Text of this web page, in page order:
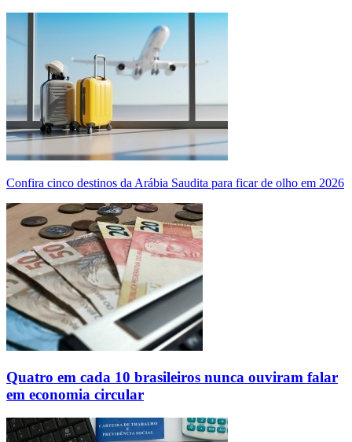
Confira cinco destinos da Arábia Saudita para ficar de olho em 2026
Quatro em cada 10 brasileiros nunca ouviram falar
em economia circular